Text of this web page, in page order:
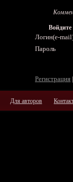
Логин(e-
Пароль
Регистрация
Для авторов